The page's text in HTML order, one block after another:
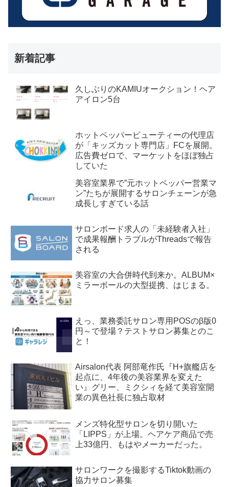
新着記事
久しぶりのKAMIUオークション！ヘア
アイロン5台
ホットペッパービューティーの代理店
が「キッズカット専門店」FCを展開。
広告費ゼロで、マーケットをほぼ独占
していた
美容室業界で”元ホットペッパー営業マ
ン”たちが展開するサロンチェーンが急
成長しすぎている話
サロンボード求人の「未経験者入社」
で成果報酬トラブルがThreadsで報告
される
美容室の大合併時代到来か。ALBUM×
ミラーボールの大型提携、はじまる。
えっ、業務委託サロン専用POSのβ版0
円～で登場？テストサロン募集とのこ
と！
Airsalon代表 阿部竜作氏『H+旗艦店を
起点に、4年後の美容業界を変えた
い』グリー、ミクシィを経て美容室開
業の異色社長に独占取材
メンズ特化型サロンを切り開いた
「LIPPS」が上場。ヘアケア商品で売
上33億円、もはやメーカーだった。
サロンワークを撮影するTiktok動画の
協力サロン募集